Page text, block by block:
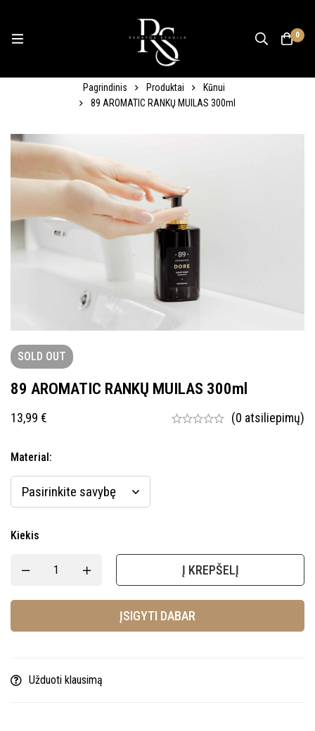
0
Pagrindinis Produktai
Kūnui
89 AROMATIC RANKŲ MUILAS 300ml
SOLD OUT
89 AROMATIC RANKŲ MUILAS 300ml
13,99 € (0 atsiliepimų)
Material:
Kiekis
Į KREPŠELĮ
ĮSIGYTI DABAR
Užduoti klausimą